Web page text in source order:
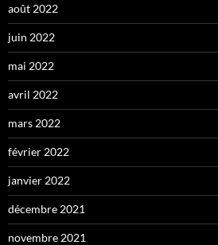
août 2022
juin 2022
mai 2022
avril 2022
mars 2022
février 2022
janvier 2022
décembre 2021
novembre 2021